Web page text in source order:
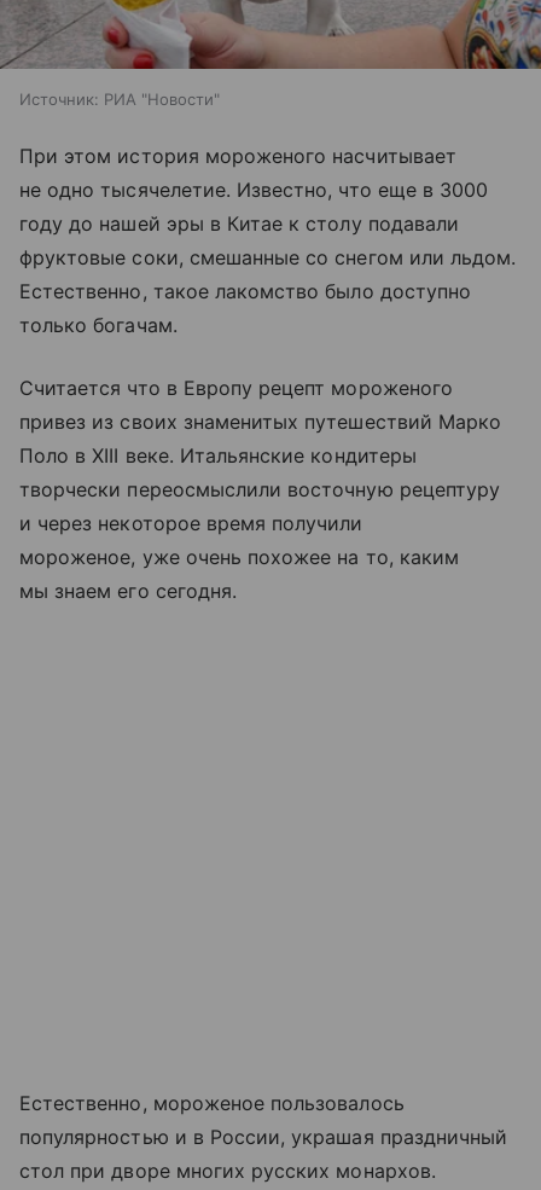
Источник: РИА "Новости"
При этом история мороженого насчитывает
не одно тысячелетие. Известно, что еще в 3000
году до нашей эры в Китае к столу подавали
фруктовые соки, смешанные со снегом или льдом.
Естественно, такое лакомство было доступно
только богачам.
Считается что в Европу рецепт мороженого
привез из своих знаменитых путешествий Марко
Поло в XIII веке. Итальянские кондитеры
творчески переосмыслили восточную рецептуру
и через некоторое время получили
мороженое, уже очень похожее на то, каким
мы знаем его сегодня.
Естественно, мороженое пользовалось
популярностью и в России, украшая праздничный
стол при дворе многих русских монархов.